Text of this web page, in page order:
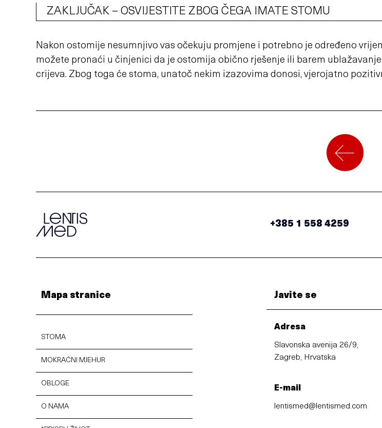
ZAKLJUČAK – OSVIJESTITE ZBOG ČEGA IMATE STOMU
Nakon ostomije nesumnjivo vas očekuju promjene i potrebno je određeno
možete pronaći u činjenici da je ostomija obično rješenje ili barem
crijeva. Zbog toga će stoma, unatoč nekim izazovima donosi, vjerojatno
+385 1 558 4259
Mapa stranice
STOMA
MOKRAĆNI MJEHUR
OBLOGE
O NAMA
Javite se
Adresa
Slavonska avenija 26/9,
Zagreb, Hrvatska
E-mail
lentismed@lentismed.com